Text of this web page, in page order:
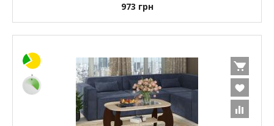
973 грн